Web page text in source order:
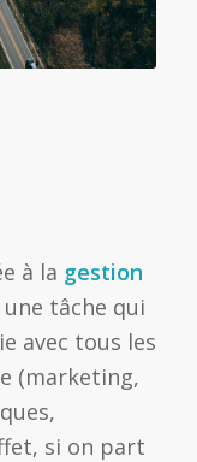
à la gestion
une tâche qui
avec tous les
(marketing,
si on part